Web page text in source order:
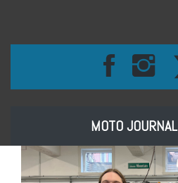
MOTO JOURNAL